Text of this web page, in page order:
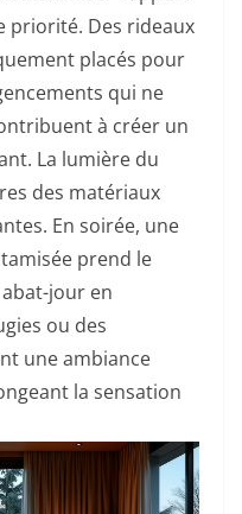
priorité. Des rideaux
placés pour
qui ne
à créer un
La lumière du
des matériaux
En soirée, une
prend le
jour en
ou des
une ambiance
la sensation